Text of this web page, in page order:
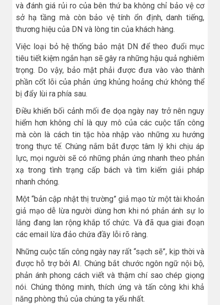
và đánh giá rủi ro của bên thứ ba không chỉ bảo vệ cơ
sở hạ tầng mà còn bảo vệ tính ổn định, danh tiếng,
thương hiệu của DN và lòng tin của khách hàng.
Việc loại bỏ hệ thống bảo mật DN để theo đuổi mục
tiêu tiết kiệm ngắn hạn sẽ gây ra những hậu quả nghiêm
trọng. Do vậy, bảo mật phải được đưa vào vào thành
phần cốt lõi của phản ứng khủng hoảng chứ không thể
bị đẩy lùi ra phía sau.
Điều khiến bối cảnh mối đe dọa ngày nay trở nên nguy
hiểm hơn không chỉ là quy mô của các cuộc tấn công
mà còn là cách tin tặc hòa nhập vào những xu hướng
trong thực tế. Chúng nắm bắt được tâm lý khi chịu áp
lực, mọi người sẽ có những phản ứng nhanh theo phản
xạ trong tình trạng cấp bách và tìm kiếm giải pháp
nhanh chóng.
Một “bản cập nhật thị trường” giả mạo từ một tài khoản
giả mạo dễ lừa người dùng hơn khi nó phản ánh sự lo
lắng đang lan rộng khắp tổ chức. Và đã qua giai đoạn
các email lừa đảo chứa đầy lỗi rõ ràng.
Những cuộc tấn công ngày nay rất “sạch sẽ”, kịp thời và
được hỗ trợ bởi AI. Chúng bắt chước ngôn ngữ nội bộ,
phản ánh phong cách viết và thậm chí sao chép giọng
nói. Chúng thông minh, thích ứng và tấn công khi khả
năng phòng thủ của chúng ta yếu nhất.